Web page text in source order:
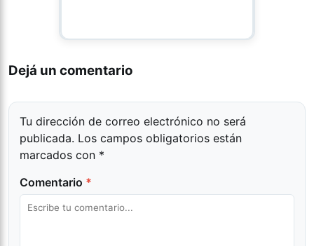
Dejá un comentario
Tu dirección de correo electrónico no será
publicada. Los campos obligatorios están
marcados con *
Comentario *